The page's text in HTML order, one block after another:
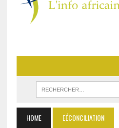
HOME EÉCONCILIATION